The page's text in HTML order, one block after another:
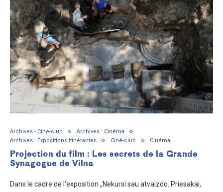
Archives - Ciné-club
Archives : Cinéma
Archives : Expositions itinérantes
Ciné-club Cinéma
Projection du film : Les secrets de la Grande
Synagogue de Vilna
Dans le cadre de l’exposition „Nekursi sau atvaizdo. Priesakai,